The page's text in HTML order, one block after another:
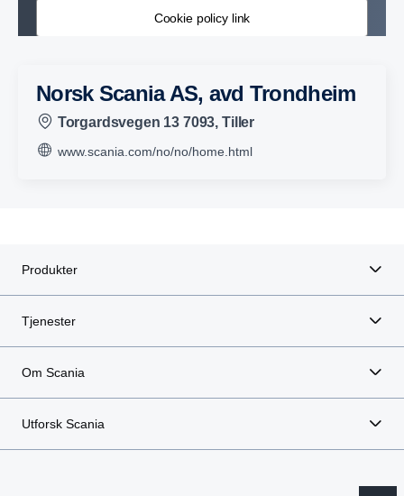
Cookie policy link
Norsk Scania AS, avd Trondheim
Torgardsvegen 13 7093, Tiller
www.scania.com/no/no/home.html
Produkter
Tjenester
Om Scania
Utforsk Scania